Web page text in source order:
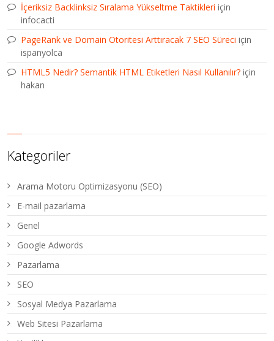
İçeriksiz Backlinksiz Sıralama Yükseltme Taktikleri için
infocacti
PageRank ve Domain Otoritesi Arttıracak 7 SEO Süreci için
ispanyolca
HTML5 Nedir? Semantik HTML Etiketleri Nasıl Kullanılır? için
hakan
Kategoriler
Arama Motoru Optimizasyonu (SEO)
E-mail pazarlama
Genel
Google Adwords
Pazarlama
SEO
Sosyal Medya Pazarlama
Web Sitesi Pazarlama